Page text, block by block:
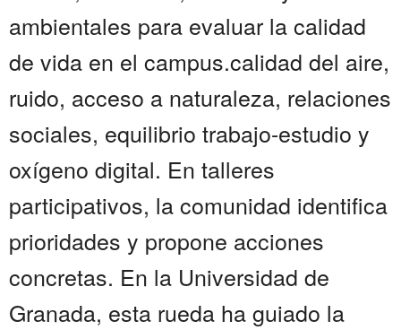
ambientales para evaluar la calidad
de vida en el campus.calidad del aire,
ruido, acceso a naturaleza, relaciones
sociales, equilibrio trabajo-estudio y
oxígeno digital. En talleres
participativos, la comunidad identifica
prioridades y propone acciones
concretas. En la Universidad de
Granada, esta rueda ha guiado la